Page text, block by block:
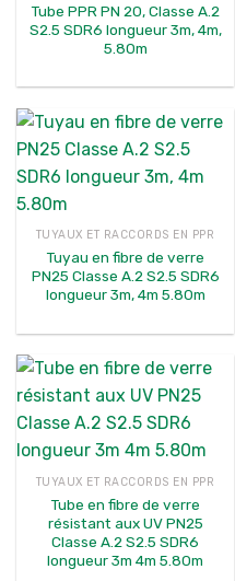
Tube PPR PN 20, Classe A.2
S2.5 SDR6 longueur 3m, 4m,
5.80m
TUYAUX ET RACCORDS EN PPR
Tuyau en fibre de verre
PN25 Classe A.2 S2.5 SDR6
longueur 3m, 4m 5.80m
TUYAUX ET RACCORDS EN PPR
Tube en fibre de verre
résistant aux UV PN25
Classe A.2 S2.5 SDR6
longueur 3m 4m 5.80m